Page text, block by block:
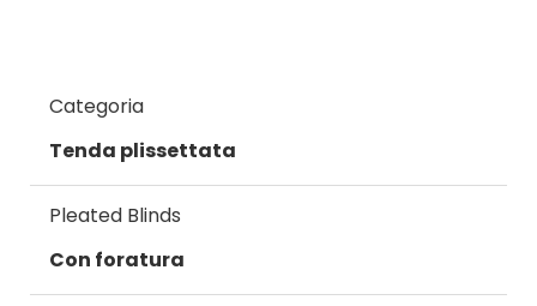
Categoria
Tenda plissettata
Pleated Blinds
Con foratura